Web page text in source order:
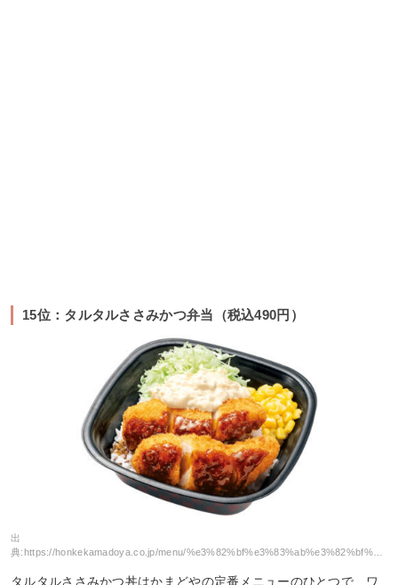
15位：タルタルささみかつ弁当（税込490円）
出
典:https://honkekamadoya.co.jp/menu/%e3%82%bf%e3%83%ab%e3%82%bf%e3%83%ab%e3%81%95%e3%81%95%e3%81%bf%e3%81%8b%e3%81%a4%e4%b8%bc/
タルタルささみかつ丼はかまどやの定番メニューのひとつで、ワ